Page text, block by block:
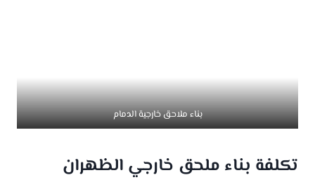
بناء ملاحق خارجية الدمام
تكلفة بناء ملحق خارجي الظهران